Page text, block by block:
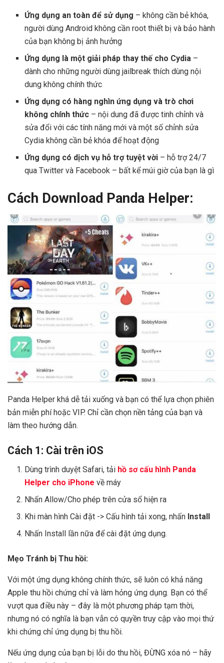
Ứng dụng an toàn để sử dụng – không cần bẻ khóa,
người dùng Android không cần root thiết bị và bảo hành
của bạn không bị ảnh hưởng
Ứng dụng là một giải pháp thay thế cho Cydia –
dành cho những người dùng jailbreak thích dùng nội
dung không chính thức
Ứng dụng có hàng nghìn ứng dụng và trò chơi
không chính thức – nội dung đã được tinh chỉnh và
sửa đổi với các tính năng mới và một số chỉnh sửa
Cydia không cần bẻ khóa để hoạt động
Ứng dụng có dịch vụ hỗ trợ tuyệt vời – hỗ trợ 24/7
qua Twitter và Facebook – bất kể múi giờ của bạn là gì
Cách Download Panda Helper:
Panda Helper khá dễ tải xuống và bạn có thể lựa chọn phiên
bản miễn phí hoặc VIP. Chỉ cần chọn nền tảng của bạn và
làm theo hướng dẫn.
Cách 1: Cài trên iOS
Dùng trình duyệt Safari, tải hồ sơ cấu hình Panda
Helper cho iPhone về máy
Nhấn Allow/Cho phép trên cửa sổ hiện ra
Khi màn hình Cài đặt -> Cấu hình tải xong, nhấn Install
Nhấn Install lần nữa để cài đặt ứng dụng.
Mẹo Tránh bị Thu hồi:
Với một ứng dụng không chính thức, sẽ luôn có khả năng
Apple thu hồi chứng chỉ và làm hỏng ứng dụng. Bạn có thể
vượt qua điều này – đây là một phương pháp tạm thời,
nhưng nó có nghĩa là bạn vẫn có quyền truy cập vào mọi thứ
khi chứng chỉ ứng dụng bị thu hồi.
Nếu ứng dụng của bạn bị lỗi do thu hồi, ĐỪNG xóa nó – hãy